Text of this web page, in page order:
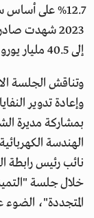
12.7% على
2023 شهدت
إلى 40.5 مليار يورو، بنمو كبير قدره 7.6%.
وتناقش الجلسة
وإعادة تدوير
بمشاركة مديرة
الهندسة
نائب رئيس رابطة
خلال جلسة
المتجددة"، الضوء